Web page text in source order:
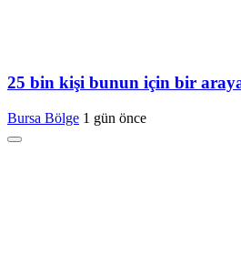
25 bin kişi bunun için bir
Bursa Bölge 1 gün önce